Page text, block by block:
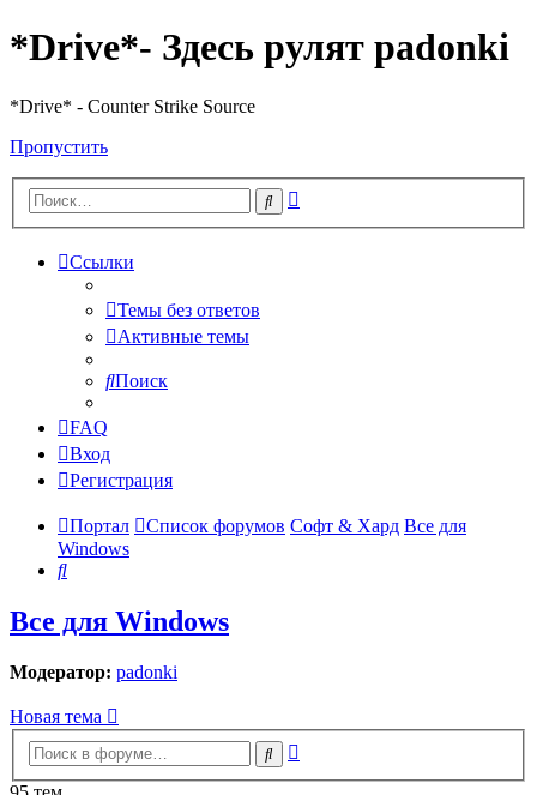
*Drive*- Здесь рулят padonki
*Drive* - Counter Strike Source
Пропустить
Поиск
Ссылки
Темы без ответов
Активные темы
Поиск
FAQ
Вход
Регистрация
Портал Список форумов Софт & Хард Все для
Windows
Поиск
Все для Windows
Модератор: padonki
Новая тема
Поиск